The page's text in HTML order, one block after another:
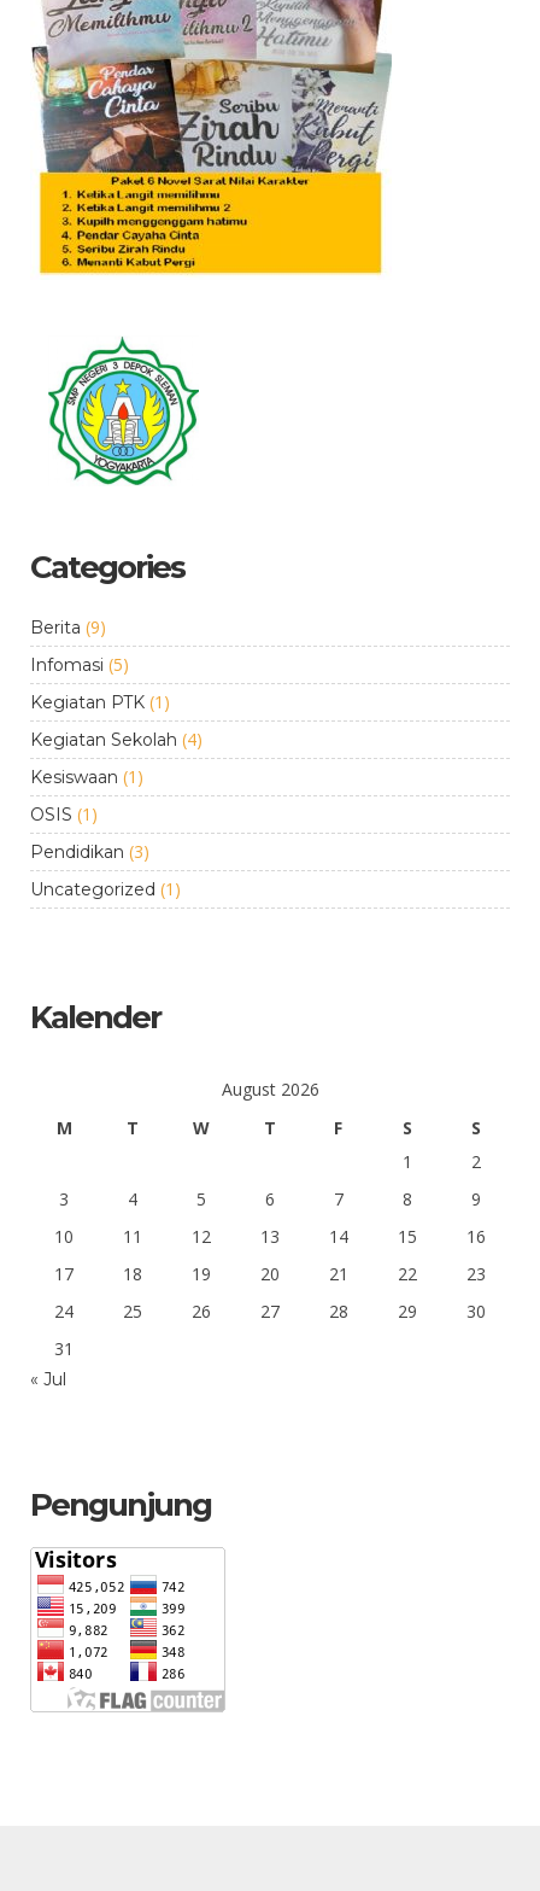
Categories
Berita (9)
Infomasi (5)
Kegiatan PTK (1)
Kegiatan Sekolah (4)
Kesiswaan (1)
OSIS (1)
Pendidikan (3)
Uncategorized (1)
Kalender
August 2026
M
T W T F S
S
1
2
3
4 5 6 7 8
9
10
11 12 13 14 15
16
17
18 19 20 21 22
23
24
25 26 27 28 29
30
31
« Jul
Pengunjung